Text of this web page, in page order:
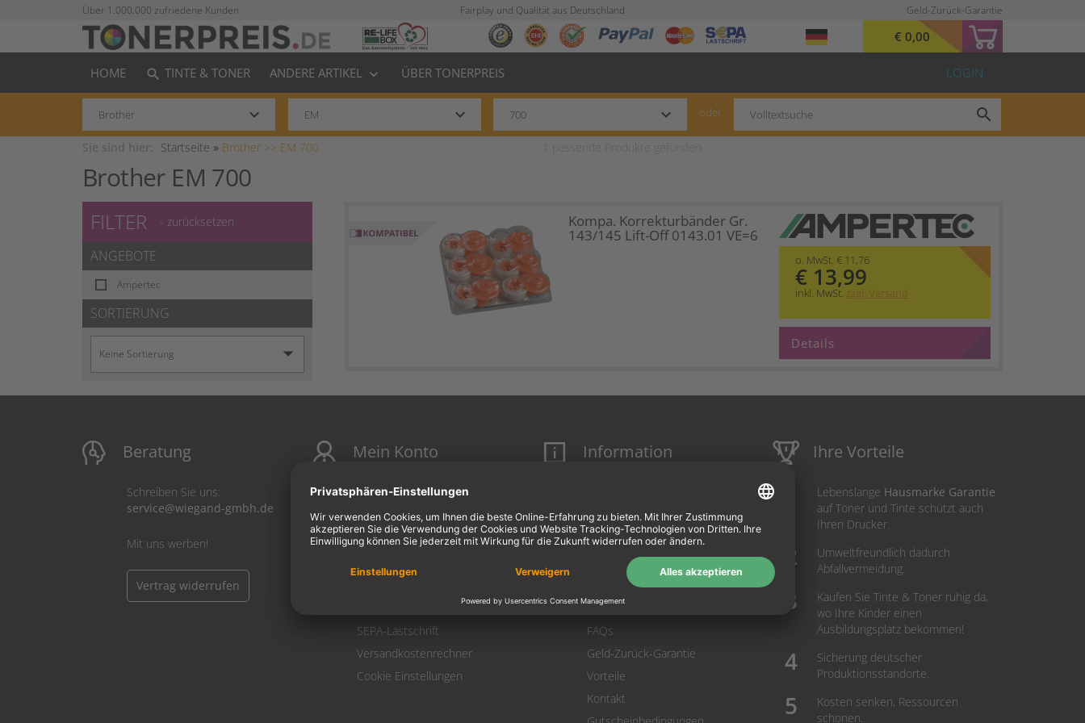
Über 1.000.000 zufriedene Kunden Fairplay und Qualität aus Deutschland Geld-Zurück-Garantie
€ 0,00
HOME search TINTE & TONER ANDERE ARTIKEL keyboard_arrow_down ÜBER TONERPREIS LOGIN
keyboard_arrow_down keyboard_arrow_down keyboard_arrow_down oder search
Startseite » Brother >> EM 700
Brother EM 700
FILTER - zurücksetzen
ANGEBOTE
Ampertec
SORTIERUNG
Kompa. Korrekturbänder Gr.
143/145 Lift-Off 0143.01 VE=6
o. MwSt. € 11,76
€ 13,99
inkl. MwSt. zzgl. Versand
Details
Beratung
Schreiben Sie uns:
service@wiegand-gmbh.de
Mit uns werben!
Vertrag widerrufen
Mein Konto
Mein Konto
Login
Warenkorb
SEPA-Lastschrift
Versandkostenrechner
Cookie Einstellungen
Information
AGB
Datenschutz
Widerrufsbelehrung
Hausmarken-Garantie
Impressum
FAQs
Geld-Zurück-Garantie
Vorteile
Kontakt
Ihre Vorteile
Lebenslange Hausmarke Garantie
auf Toner und Tinte schützt auch
Ihren Drucker.
Umweltfreundlich dadurch
Abfallvermeidung.
Kaufen Sie Tinte & Toner ruhig da,
wo Ihre Kinder einen
Ausbildungsplatz bekommen!
Sicherung deutscher
Produktionsstandorte.
Kosten senken, Ressourcen
schonen.